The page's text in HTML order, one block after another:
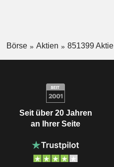
Börse Aktien 851399 Aktie
Seit über 20 Jahren
an Ihrer Seite